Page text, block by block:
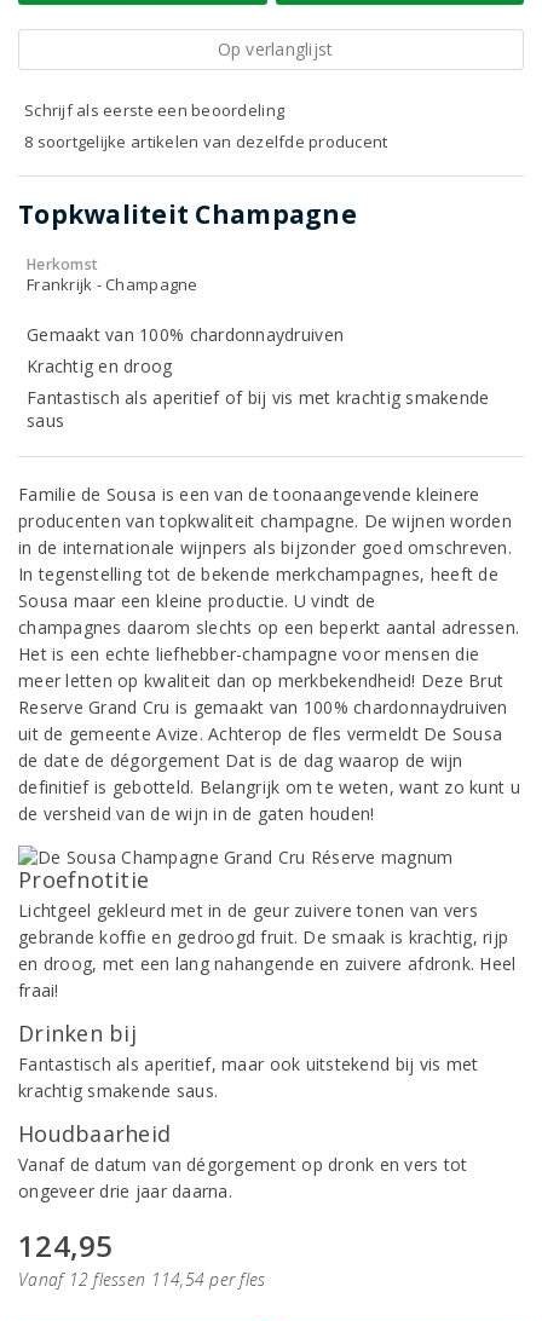
Op verlanglijst
Schrijf als eerste een beoordeling
8 soortgelijke artikelen van dezelfde producent
Topkwaliteit Champagne
Herkomst
Frankrijk - Champagne
Gemaakt van 100% chardonnaydruiven
Krachtig en droog
Fantastisch als aperitief of bij vis met krachtig smakende
saus
Familie de Sousa is een van de toonaangevende kleinere
producenten van topkwaliteit champagne. De wijnen worden
in de internationale wijnpers als bijzonder goed omschreven.
In tegenstelling tot de bekende merkchampagnes, heeft de
Sousa maar een kleine productie. U vindt de
champagnes daarom slechts op een beperkt aantal adressen.
Het is een echte liefhebber-champagne voor mensen die
meer letten op kwaliteit dan op merkbekendheid! Deze Brut
Reserve Grand Cru is gemaakt van 100% chardonnaydruiven
uit de gemeente Avize. Achterop de fles vermeldt De Sousa
de date de dégorgement Dat is de dag waarop de wijn
definitief is gebotteld. Belangrijk om te weten, want zo kunt u
de versheid van de wijn in de gaten houden!
Proefnotitie
Lichtgeel gekleurd met in de geur zuivere tonen van vers
gebrande koffie en gedroogd fruit. De smaak is krachtig, rijp
en droog, met een lang nahangende en zuivere afdronk. Heel
fraai!
Drinken bij
Fantastisch als aperitief, maar ook uitstekend bij vis met
krachtig smakende saus.
Houdbaarheid
Vanaf de datum van dégorgement op dronk en vers tot
ongeveer drie jaar daarna.
124,95
Vanaf 12 flessen 114,54 per fles